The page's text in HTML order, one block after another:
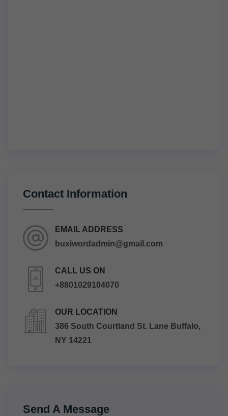
Contact Information
EMAIL ADDRESS
buxiwordadmin@gmail.com
CALL US ON
+8801029104070
OUR LOCATION
386 South Courtland St. Lane Buffalo,
NY 14221
Send A Message